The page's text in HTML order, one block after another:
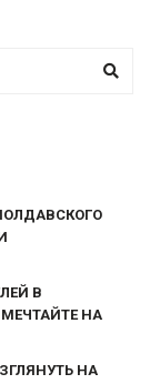
В
НА
НА